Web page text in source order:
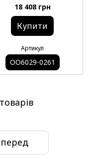
18 408 грн
Купити
Артикул
OO6029-0261